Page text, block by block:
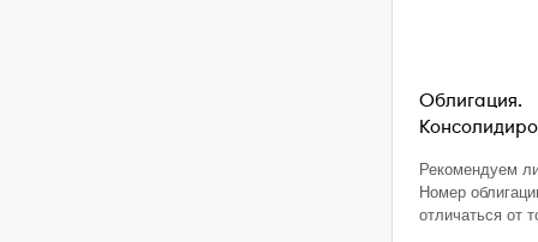
Облигация.
Рекомендуем
Номер
отличаться от